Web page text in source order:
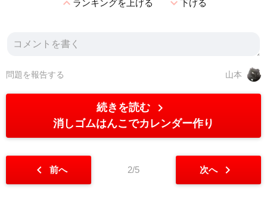
expand_lessランキングを上げる expand_more下げる
山本
問題を報告する
続きを読む chevron_right
消しゴムはんこでカレンダー作り
chevron_left 前へ 2/5 次へ chevron_right